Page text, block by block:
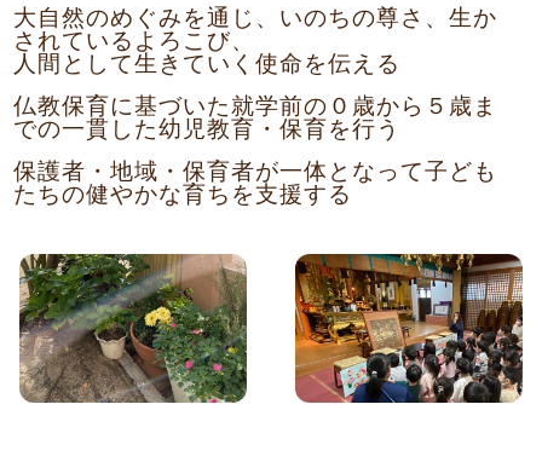
大自然のめぐみを通じ、いのちの尊さ、生か
されているよろこび、
人間として生きていく使命を伝える
仏教保育に基づいた就学前の０歳から５歳ま
での一貫した幼児教育・保育を行う
保護者・地域・保育者が一体となって子ども
たちの健やかな育ちを支援する